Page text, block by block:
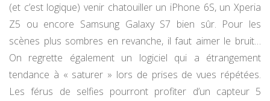
(et c’est logique) venir chatouiller un iPhone 6S, un Xperia
Z5 ou encore Samsung Galaxy S7 bien sûr. Pour les
scènes plus sombres en revanche, il faut aimer le bruit…
On regrette également un logiciel qui a étrangement
tendance à « saturer » lors de prises de vues répétées.
Les férus de selfies pourront profiter d’un capteur 5